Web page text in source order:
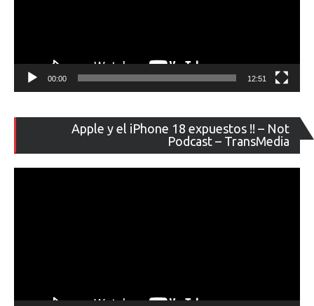
00:00 12:51
Apple y el iPhone 18 expuestos !! – Not
Podcast – TransMedia
de